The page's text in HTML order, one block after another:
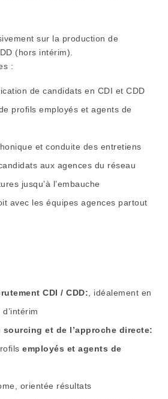
sur la production de
(hors intérim).
:
de candidats en CDI et CDD
profils employés et agents de
et conduite des entretiens
aux agences du réseau
jusqu’à l’embauche
avec les équipes agences partout
CDI / CDD , idéalement en
sourcing et de l’approche directe
employés et agents de
orientée résultats